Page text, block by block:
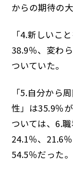
からの期待の
「4.新しいこ
38.9％、変わ
ついていた。
「5.自分から
性」は35.9％
ついては、6.
24.1％、21.6
54.5％だった。